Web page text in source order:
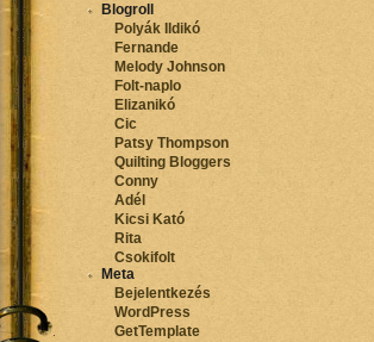
Blogroll
Polyák Ildikó
Fernande
Melody Johnson
Folt-naplo
Elizanikó
Cic
Patsy Thompson
Quilting Bloggers
Conny
Adél
Kicsi Kató
Rita
Csokifolt
Meta
Bejelentkezés
WordPress
GetTemplate